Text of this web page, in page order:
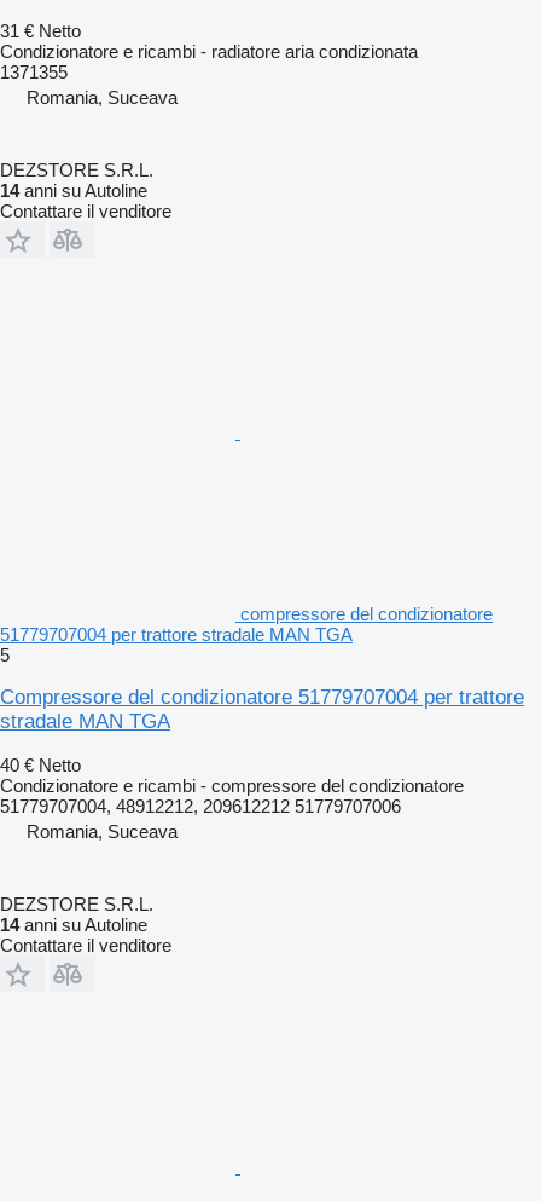
31 € Netto
Condizionatore e ricambi - radiatore aria condizionata
1371355
Romania, Suceava
DEZSTORE S.R.L.
14anni su Autoline
Contattare il venditore
compressore del condizionatore
51779707004 per trattore stradale MAN TGA
5
Compressore del condizionatore 51779707004 per trattore
stradale MAN TGA
40 € Netto
Condizionatore e ricambi - compressore del condizionatore
51779707004, 48912212, 209612212 51779707006
Romania, Suceava
DEZSTORE S.R.L.
14anni su Autoline
Contattare il venditore